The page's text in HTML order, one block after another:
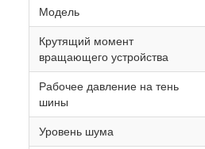
Модель
Крутящий момент
вращающего устройства
Рабочее давление на тень
шины
Уровень шума